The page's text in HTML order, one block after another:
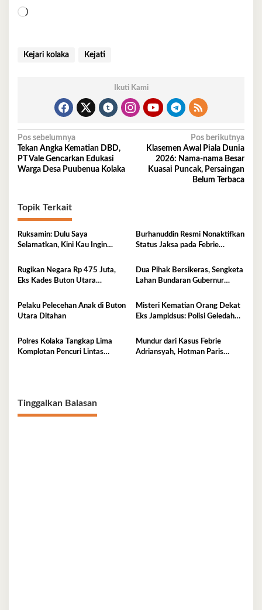
Memuat...
Kejari kolaka Kejati
Ikuti Kami
Navigasi
pos
Pos sebelumnya
Tekan Angka Kematian DBD,
PT Vale Gencarkan Edukasi
Warga Desa Puubenua Kolaka
Pos berikutnya
Klasemen Awal Piala Dunia
2026: Nama‑nama Besar
Kuasai Puncak, Persaingan
Belum Terbaca
Topik Terkait
Ruksamin: Dulu Saya
Selamatkan, Kini Kau Ingin
Burhanuddin Resmi Nonaktifkan
Status Jaksa pada Febrie
Rugikan Negara Rp 475 Juta,
Eks Kades Buton Utara
Dua Pihak Bersikeras, Sengketa
Lahan Bundaran Gubernur
Pelaku Pelecehan Anak di Buton
Utara Ditahan
Misteri Kematian Orang Dekat
Eks Jampidsus: Polisi Geledah
Polres Kolaka Tangkap Lima
Komplotan Pencuri Lintas
Mundur dari Kasus Febrie
Adriansyah, Hotman Paris
Tinggalkan Balasan